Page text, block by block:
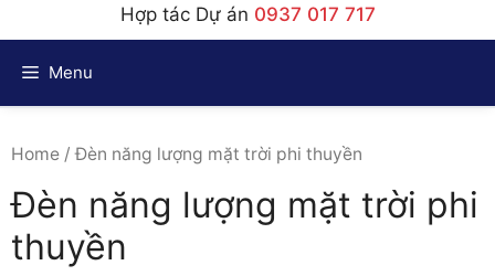
Hợp tác Dự án 0937 017 717
Menu
Home / Đèn năng lượng mặt trời phi thuyền
Đèn năng lượng mặt trời phi
thuyền